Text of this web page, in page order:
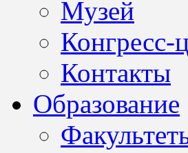
Музей
Конгресс-
Контакты
Образование